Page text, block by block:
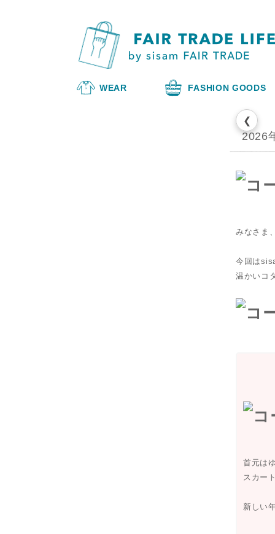
WEAR FASHION GOODS
❮
2026
みなさま
今回は
温かいコ
首元は
スカー
新しい